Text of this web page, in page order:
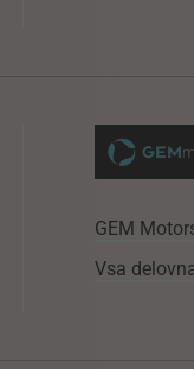
GEM
Vsa